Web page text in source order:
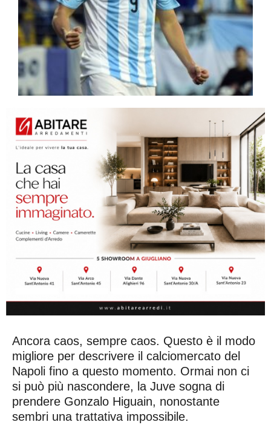
Ancora caos, sempre caos. Questo è il modo
migliore per descrivere il calciomercato del
Napoli fino a questo momento. Ormai non ci
si può più nascondere, la Juve sogna di
prendere Gonzalo Higuain, nonostante
sembri una trattativa impossibile.